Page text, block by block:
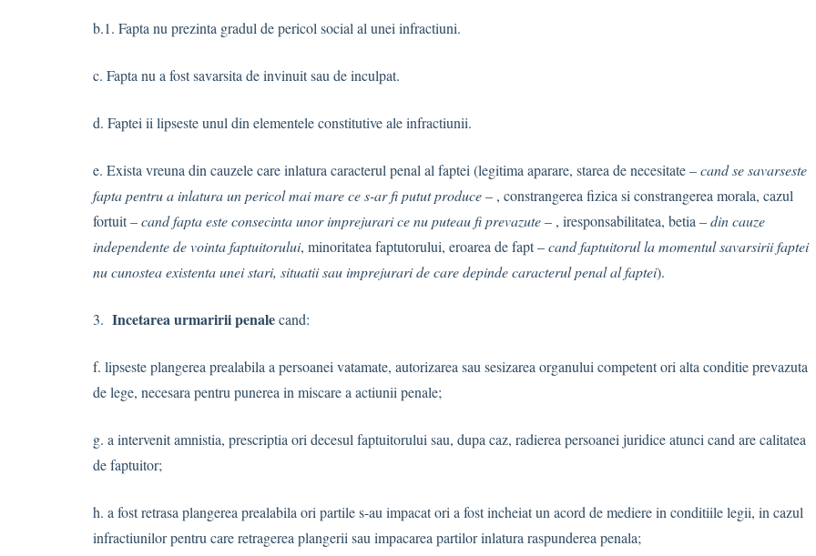
b.1. Fapta nu prezinta gradul de pericol social al unei infractiuni.
c. Fapta nu a fost savarsita de invinuit sau de inculpat.
d. Faptei ii lipseste unul din elementele constitutive ale infractiunii.
e. Exista vreuna din cauzele care inlatura caracterul penal al faptei (legitima aparare, starea de necesitate –cand se savarseste
fapta pentru a inlatura un pericol mai mare ce s-ar fi putut produce– , constrangerea fizica si constrangerea morala, cazul
fortuit –cand fapta este consecinta unor imprejurari ce nu puteau fi prevazute– , iresponsabilitatea, betia –din cauze
independente de vointa faptuitorului, minoritatea faptutorului, eroarea de fapt –cand faptuitorul la momentul savarsirii faptei
nu cunostea existenta unei stari, situatii sau imprejurari de care depinde caracterul penal al faptei).
3. Incetarea urmaririi penalecand:
f. lipseste plangerea prealabila a persoanei vatamate, autorizarea sau sesizarea organului competent ori alta conditie prevazuta
de lege, necesara pentru punerea in miscare a actiunii penale;
g. a intervenit amnistia, prescriptia ori decesul faptuitorului sau, dupa caz, radierea persoanei juridice atunci cand are calitatea
de faptuitor;
h. a fost retrasa plangerea prealabila ori partile s-au impacat ori a fost incheiat un acord de mediere in conditiile legii, in cazul
infractiunilor pentru care retragerea plangerii sau impacarea partilor inlatura raspunderea penala;